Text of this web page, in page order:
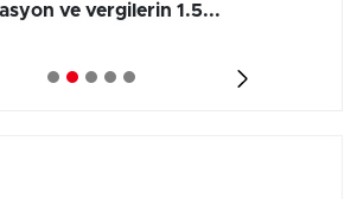
ve vergilerin 1.5...